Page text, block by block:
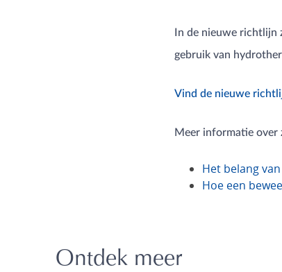
In de nieuwe richtlijn
gebruik van
Vind de nieuwe
Meer informatie over
Het belang
Hoe een
Ontdek meer